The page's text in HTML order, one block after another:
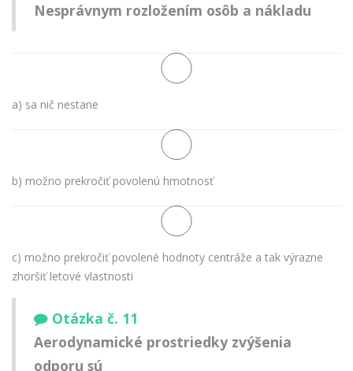
Nesprávnym rozložením osôb a nákladu
a) sa nič nestane
b) možno prekročiť povolenú hmotnosť
c) možno prekročiť povolené hodnoty centráže a tak výrazne
zhoršiť letové vlastnosti
Otázka č. 11
Aerodynamické prostriedky zvýšenia
odporu sú